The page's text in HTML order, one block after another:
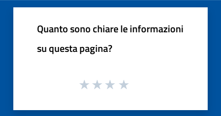
Quanto sono chiare le informazioni
su questa pagina?